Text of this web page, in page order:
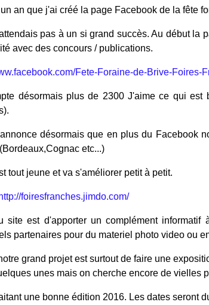
an que j'ai créé la page Facebook de la fête
pas à un si grand succès. Au début la
avec des concours / publications.
Fete-Foraine-de-Brive-Foires-
désormais plus de 2300 J'aime ce qui
désormais que en plus du Facebook
etc...)
tout jeune et va s'améliorer petit à petit.
http://foiresfranches.jimdo.com/
site est d'apporter un complément
partenaires pour du materiel photo video ou
grand projet est surtout de faire une
unes mais on cherche encore de vielles
une bonne édition 2016. Les dates seront